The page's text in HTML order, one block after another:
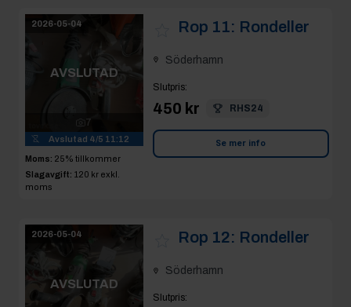
2026-05-04
AVSLUTAD
7
Avslutad 4/5 11:12
Moms: 25% tillkommer
Slagavgift: 120 kr exkl.
moms
Rop 11: Rondeller
Söderhamn
Slutpris:
450 kr RHS24
Se mer info
2026-05-04
AVSLUTAD
Rop 12: Rondeller
Söderhamn
Slutpris: